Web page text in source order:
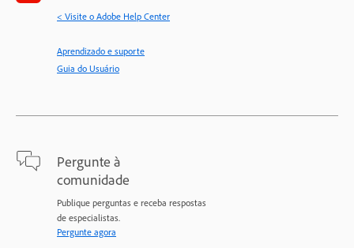
< Visite o Adobe Help Center
Aprendizado e suporte
Guia do Usuário
Pergunte à
comunidade
Publique perguntas e receba respostas
de especialistas.
Pergunte agora